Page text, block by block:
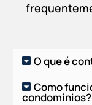
O que é
Como
condomínios?